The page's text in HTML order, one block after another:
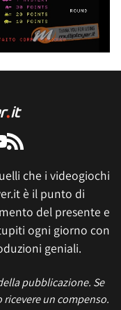
che i videogiochi
è il punto di
del presente e
ogni giorno con
geniali.
pubblicazione. Se
un compenso.